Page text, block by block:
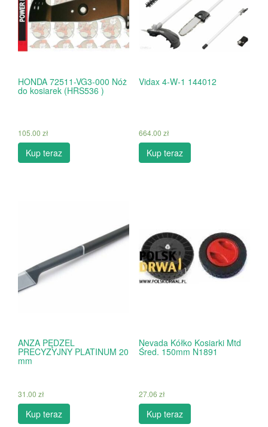
HONDA 72511-VG3-000 Nóż
do kosiarek (HRS536 )
105.00 zł
Kup teraz
Vidax 4-W-1 144012
664.00 zł
Kup teraz
ANZA PĘDZEL
PRECYZYJNY PLATINUM 20
mm
31.00 zł
Kup teraz
Nevada Kółko Kosiarki Mtd
Śred. 150mm N1891
27.06 zł
Kup teraz